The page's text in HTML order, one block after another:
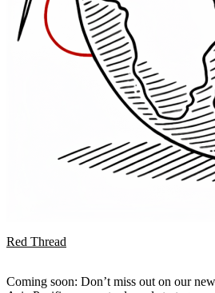
Red Thread
Coming soon: Don’t miss out on our